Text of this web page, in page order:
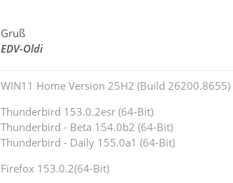
Gruß
EDV-Oldi
WIN11 Home Version 25H2 (Build 26200.8655)
Thunderbird 153.0.2esr (64-Bit)
Thunderbird - Beta 154.0b2 (64-Bit)
Thunderbird - Daily 155.0a1 (64-Bit)
Firefox 153.0.2(64-Bit)